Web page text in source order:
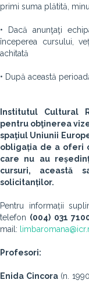
primi suma plătită,
• Dacă anunţaţi
începerea cursului,
achitată
• După această
Institutul Cultural
pentru obţinerea
spaţiul Uniunii
obligația de a oferi
care nu au
cursuri, această
solicitanților.
Pentru informații
telefon (004) 031
mail:
Profesori:
Enida Cincora(n.